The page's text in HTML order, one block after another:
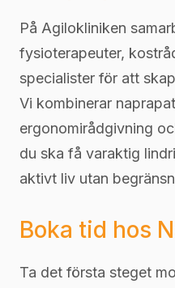
På Agilokliniken
fysioterapeuter,
specialister för att
Vi kombinerar
ergonomirådgivning
du ska få varaktig
aktivt liv utan
Boka tid hos
Ta det första steget